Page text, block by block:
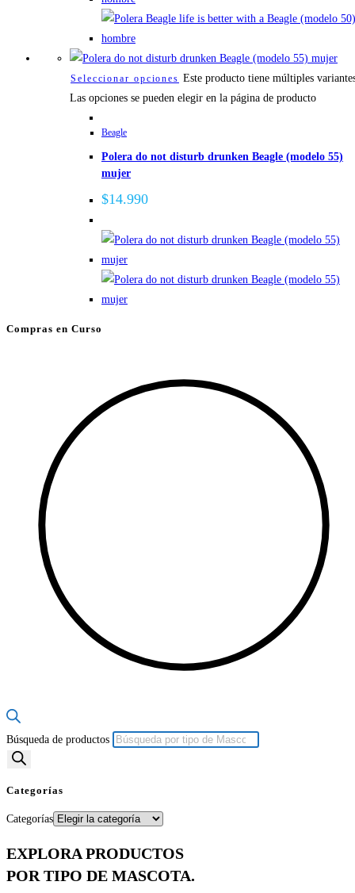
Seleccionar opciones Este producto tiene múltiples
Las opciones se pueden elegir en la página de producto
Beagle
Polera do not disturb drunken Beagle (modelo 55)
mujer
$14.990
Compras en Curso
Búsqueda de productos
Categorías
Categorías
EXPLORA PRODUCTOS
POR TIPO DE MASCOTA.